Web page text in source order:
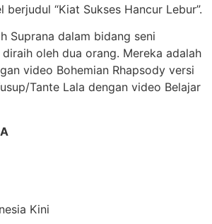
berjudul “Kiat Sukses Hancur Lebur”.
Suprana dalam bidang seni
oleh dua orang. Mereka adalah
video Bohemian Rhapsody versi
Tante Lala dengan video Belajar
Kini